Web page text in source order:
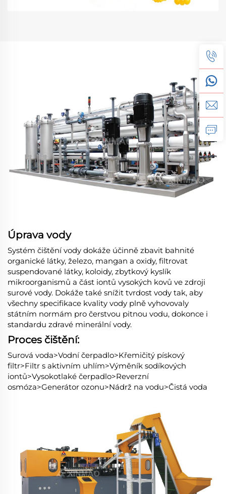
Úprava vody
Systém čištění vody dokáže účinně zbavit bahnité
organické látky, železo, mangan a oxidy, filtrovat
suspendované látky, koloidy, zbytkový kyslík
mikroorganismů a část iontů vysokých kovů ve zdroji
surové vody. Dokáže také snížit tvrdost vody tak, aby
všechny specifikace kvality vody plně vyhovovaly
státním normám pro čerstvou pitnou vodu, dokonce i
standardu zdravé minerální vody.
Proces čištění:
Surová voda>Vodní čerpadlo>Křemičitý pískový
filtr>Filtr s aktivním uhlím>Výměník sodíkových
iontů>Vysokotlaké čerpadlo>Reverzní
osmóza>Generátor ozonu>Nádrž na vodu>Čistá voda